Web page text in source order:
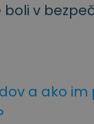
v
a ako